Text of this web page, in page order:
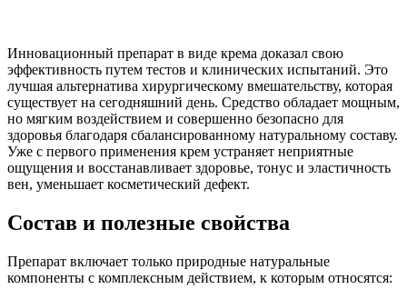
Инновационный препарат в виде крема доказал свою
эффективность путем тестов и клинических испытаний. Это
лучшая альтернатива хирургическому вмешательству, которая
существует на сегодняшний день. Средство обладает мощным,
но мягким воздействием и совершенно безопасно для
здоровья благодаря сбалансированному натуральному составу.
Уже с первого применения крем устраняет неприятные
ощущения и восстанавливает здоровье, тонус и эластичность
вен, уменьшает косметический дефект.
Состав и полезные свойства
Препарат включает только природные натуральные
компоненты с комплексным действием, к которым относятся: